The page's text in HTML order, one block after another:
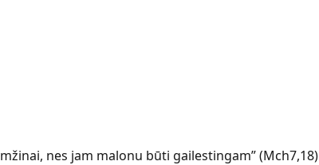
nes jam malonu būti gailestingam” (Mch7,18)